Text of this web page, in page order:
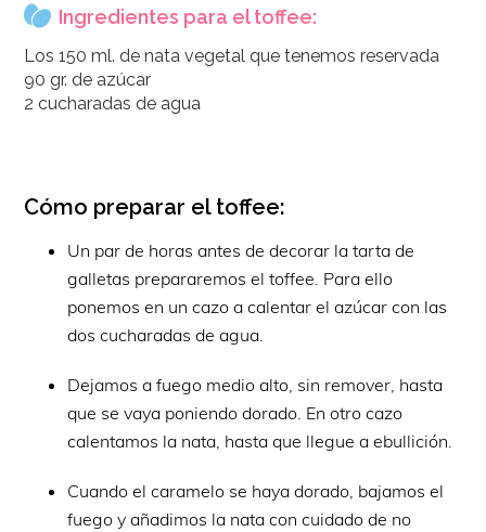
Ingredientes para el toffee:
Los 150 ml. de nata vegetal que tenemos reservada
90 gr. de azúcar
2 cucharadas de agua
Cómo preparar el toffee:
Un par de horas antes de decorar la tarta de
galletas prepararemos el toffee. Para ello
ponemos en un cazo a calentar el azúcar con las
dos cucharadas de agua.
Dejamos a fuego medio alto, sin remover, hasta
que se vaya poniendo dorado. En otro cazo
calentamos la nata, hasta que llegue a ebullición.
Cuando el caramelo se haya dorado, bajamos el
fuego y añadimos la nata con cuidado de no